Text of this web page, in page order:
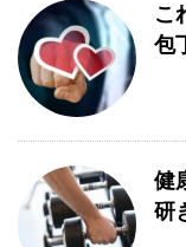
こ
包
健
研